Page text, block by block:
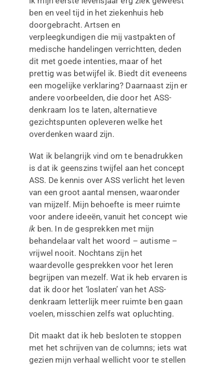
ben en veel tijd in het ziekenhuis heb
doorgebracht. Artsen en
verpleegkundigen die mij vastpakten of
medische handelingen verrichtten, deden
dit met goede intenties, maar of het
prettig was betwijfel ik. Biedt dit eveneens
een mogelijke verklaring? Daarnaast zijn er
andere voorbeelden, die door het ASS-
denkraam los te laten, alternatieve
gezichtspunten opleveren welke het
overdenken waard zijn.
Wat ik belangrijk vind om te benadrukken
is dat ik geenszins twijfel aan het concept
ASS. De kennis over ASS verlicht het leven
van een groot aantal mensen, waaronder
van mijzelf. Mijn behoefte is meer ruimte
voor andere ideeën, vanuit het concept wie
ík ben. In de gesprekken met mijn
behandelaar valt het woord – autisme –
vrijwel nooit. Nochtans zijn het
waardevolle gesprekken voor het leren
begrijpen van mezelf. Wat ik heb ervaren is
dat ik door het ‘loslaten’ van het ASS-
denkraam letterlijk meer ruimte ben gaan
voelen, misschien zelfs wat opluchting.
Dit maakt dat ik heb besloten te stoppen
met het schrijven van de columns; iets wat
gezien mijn verhaal wellicht voor te stellen